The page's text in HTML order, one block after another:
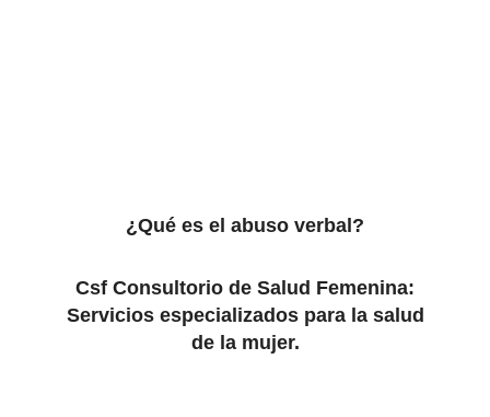
¿Qué es el abuso verbal?
Csf Consultorio de Salud Femenina:
Servicios especializados para la salud
de la mujer.